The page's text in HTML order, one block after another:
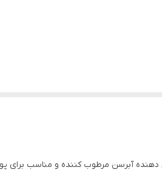
دهنده آبرسن مرطوب کننده و مناسب